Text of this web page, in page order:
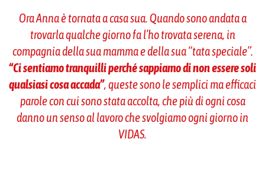
Ora Anna è tornata a casa sua. Quando sono andata a
trovarla qualche giorno fa l’ho trovata serena, in
compagnia della sua mamma e della sua “tata speciale”.
“Ci sentiamo tranquilli perché sappiamo di non essere soli
qualsiasi cosa accada”, queste sono le semplici ma efficaci
parole con cui sono stata accolta, che più di ogni cosa
danno un senso al lavoro che svolgiamo ogni giorno in
VIDAS.